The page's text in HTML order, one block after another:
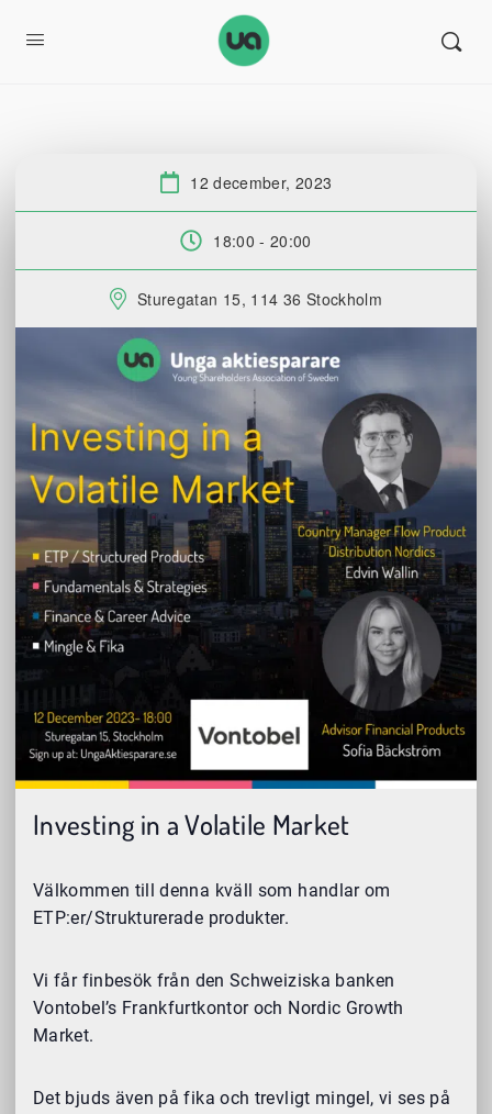
Datum:
12 december, 2023
Tid:
18:00 - 20:00
Plats:
Sturegatan 15, 114 36 Stockholm
Investing in a Volatile Market
Välkommen till denna kväll som handlar om
ETP:er/Strukturerade produkter.
Vi får finbesök från den Schweiziska banken
Vontobel’s Frankfurtkontor och Nordic Growth
Market.
Det bjuds även på fika och trevligt mingel, vi ses på